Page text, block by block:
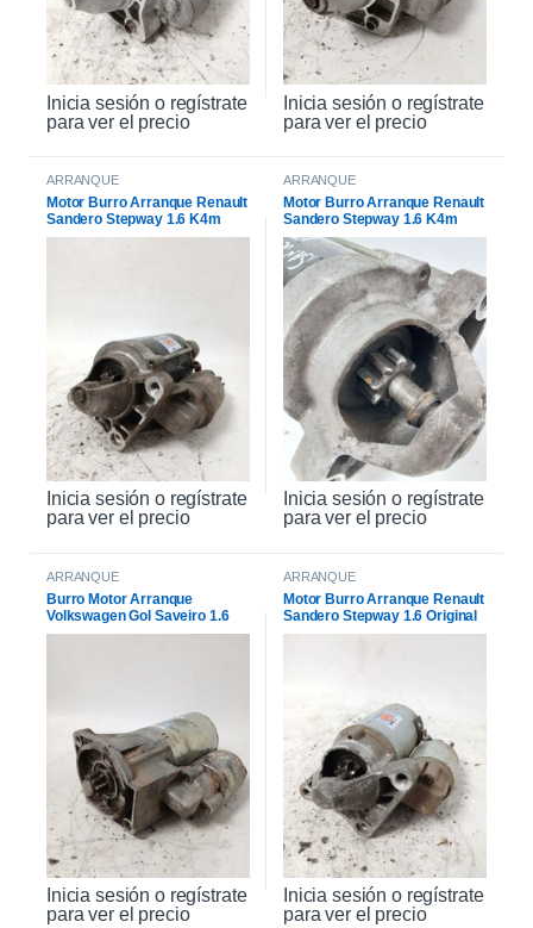
Inicia sesión o regístrate
para ver el precio
Inicia sesión o regístrate
para ver el precio
ARRANQUE
Motor Burro Arranque Renault
Sandero Stepway 1.6 K4m
Original
Inicia sesión o regístrate
para ver el precio
ARRANQUE
Motor Burro Arranque Renault
Sandero Stepway 1.6 K4m
Inicia sesión o regístrate
para ver el precio
ARRANQUE
Burro Motor Arranque
Volkswagen Gol Saveiro 1.6
Inicia sesión o regístrate
para ver el precio
ARRANQUE
Motor Burro Arranque Renault
Sandero Stepway 1.6 Original
Inicia sesión o regístrate
para ver el precio